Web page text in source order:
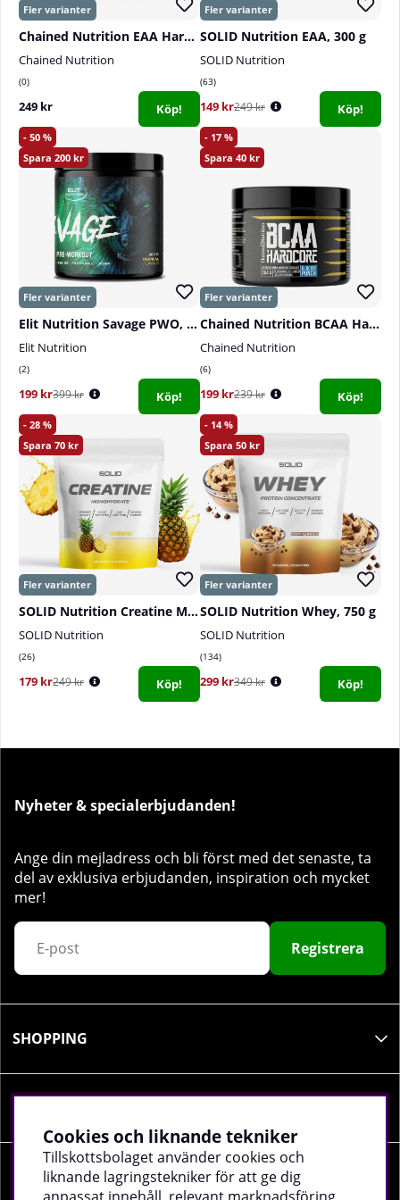
Chained Nutrition EAA Hardcore, 320 g
Chained Nutrition
0
249 kr Köp!
SOLID Nutrition EAA, 300 g
SOLID Nutrition
63
149 kr249 kr Köp!
50
200
Elit Nutrition Savage PWO, 300 g
Elit Nutrition
2
199 kr399 kr Köp!
17
40
Chained Nutrition BCAA Hardcore, 264 g
Chained Nutrition
6
199 kr239 kr Köp!
28
70
SOLID Nutrition Creatine Monohydrate, 400 g
SOLID Nutrition
26
179 kr249 kr Köp!
14
50
SOLID Nutrition Whey, 750 g
SOLID Nutrition
134
299 kr349 kr Köp!
Nyheter & specialerbjudanden!
Ange din mejladress och bli först med det senaste, ta
del av exklusiva erbjudanden, inspiration och mycket
mer!
Registrera
SHOPPING
SOCIALA MEDIER
Cookies och liknande tekniker
Tillskottsbolaget använder cookies och
liknande lagringstekniker för att ge dig